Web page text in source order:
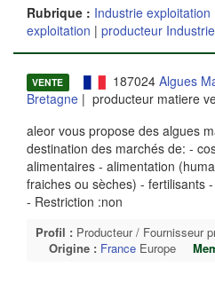
Rubrique : Industrie exploitation
exploitation | producteur
VENTE 187024 Algues
Bretagne | producteur matiere
aleor vous propose des algues
destination des marchés de: -
alimentaires - alimentation
fraiches ou sèches) - fertilisants
- Restriction :non
Profil : Producteur / Fournisseur
Origine : France Europe